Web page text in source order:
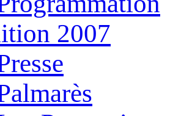
2007